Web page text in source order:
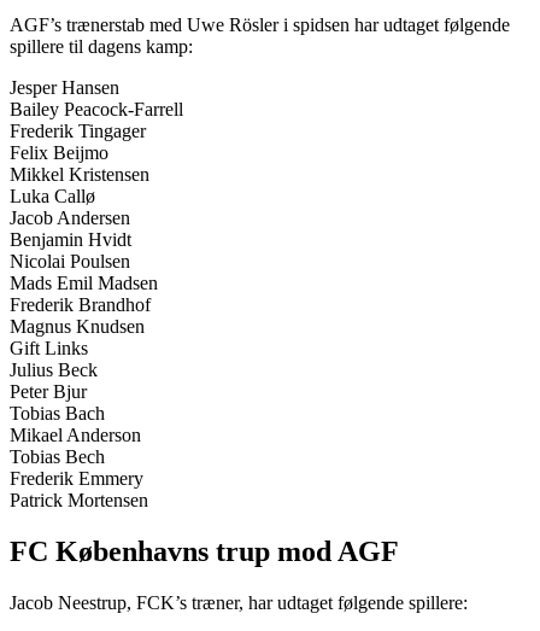
AGF’s trænerstab med Uwe Rösler i spidsen har udtaget følgende
spillere til dagens kamp:
Jesper Hansen
Bailey Peacock-Farrell
Frederik Tingager
Felix Beijmo
Mikkel Kristensen
Luka Callø
Jacob Andersen
Benjamin Hvidt
Nicolai Poulsen
Mads Emil Madsen
Frederik Brandhof
Magnus Knudsen
Gift Links
Julius Beck
Peter Bjur
Tobias Bach
Mikael Anderson
Tobias Bech
Frederik Emmery
Patrick Mortensen
FC Københavns trup mod AGF
Jacob Neestrup, FCK’s træner, har udtaget følgende spillere: